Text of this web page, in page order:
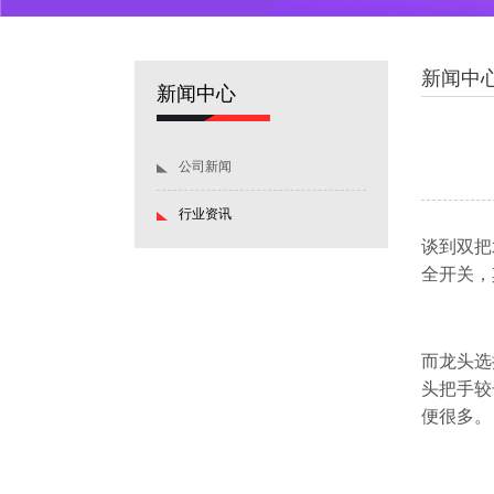
新闻中心
公司新闻
行业资讯
新闻中
谈到双
全开关
而龙头
头把手
便很多。